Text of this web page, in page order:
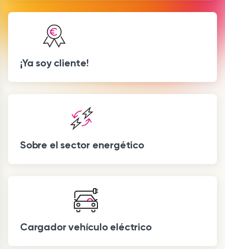
¡Ya soy cliente!
Sobre el sector energético
Cargador vehículo eléctrico